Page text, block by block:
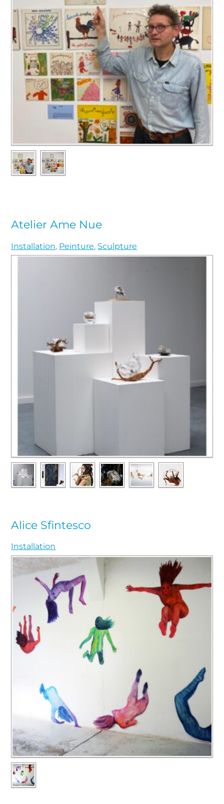
Atelier Ame Nue
Installation, Peinture, Sculpture
Alice Sfintesco
Installation